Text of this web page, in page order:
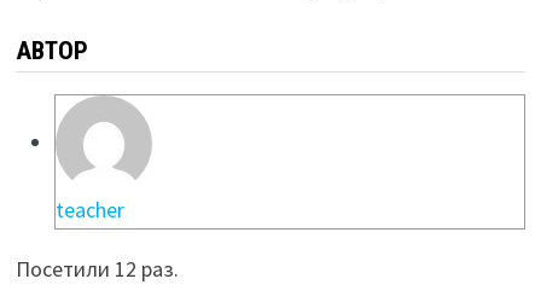
АВТОР
teacher
Посетили 12 раз.